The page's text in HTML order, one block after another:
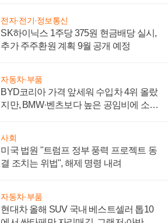
전자·전기·정보통신
SK하이닉스 1주당 375원 현금배당 실시,
추가 주주환원 계획 9월 공개 예정
자동차·부품
BYD코리아 가격 앞세워 수입차 4위 올랐
지만, BMW·벤츠보다 높은 공임비에 소비
사회
미국 법원 "트럼프 정부 풍력 프로젝트 동
결 조치는 위법", 해제 명령 내려
자동차·부품
현대차 올해 SUV 국내 베스트셀러 톱10